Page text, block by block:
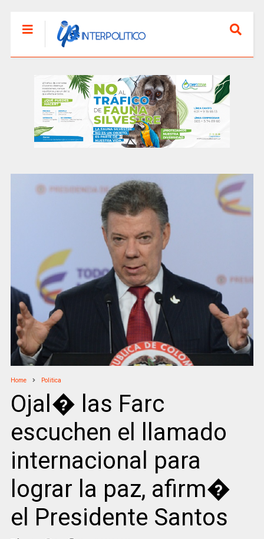
Home Politica
Ojal� las Farc
escuchen el llamado
internacional para
lograr la paz, afirm�
el Presidente Santos